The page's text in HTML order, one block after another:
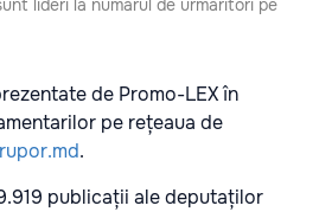
lideri la numărul de urmăritori pe
de Promo-LEX în
pe rețeaua de
rupor.md.
publicații ale deputaților